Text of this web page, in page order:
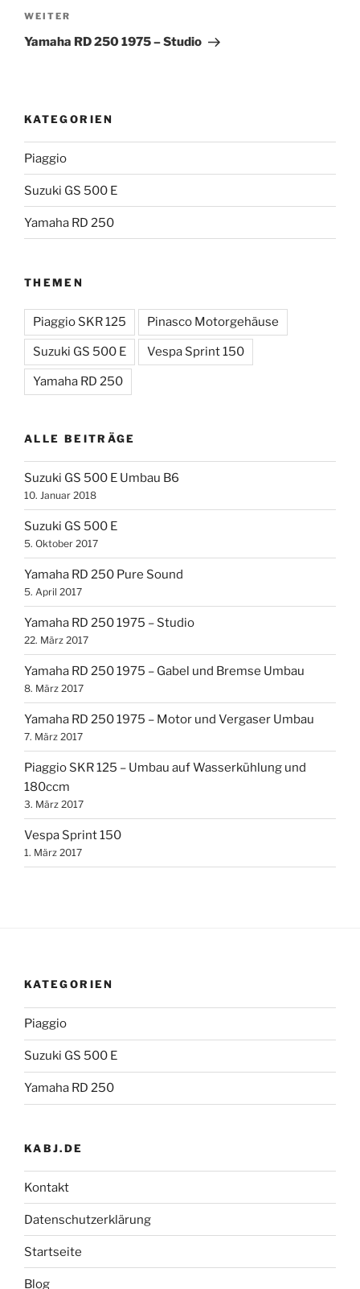
Nächster
Beitrag
WEITER
Yamaha RD 250 1975 – Studio
KATEGORIEN
Piaggio
Suzuki GS 500 E
Yamaha RD 250
THEMEN
Piaggio SKR 125 Pinasco Motorgehäuse
Suzuki GS 500 E Vespa Sprint 150
Yamaha RD 250
ALLE BEITRÄGE
Suzuki GS 500 E Umbau B6
10. Januar 2018
Suzuki GS 500 E
5. Oktober 2017
Yamaha RD 250 Pure Sound
5. April 2017
Yamaha RD 250 1975 – Studio
22. März 2017
Yamaha RD 250 1975 – Gabel und Bremse Umbau
8. März 2017
Yamaha RD 250 1975 – Motor und Vergaser Umbau
7. März 2017
Piaggio SKR 125 – Umbau auf Wasserkühlung und
180ccm
3. März 2017
Vespa Sprint 150
1. März 2017
KATEGORIEN
Piaggio
Suzuki GS 500 E
Yamaha RD 250
KABJ.DE
Kontakt
Datenschutzerklärung
Startseite
Blog